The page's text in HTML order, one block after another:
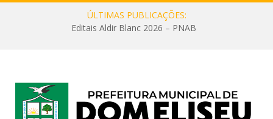
ÚLTIMAS PUBLICAÇÕES:
Editais Aldir Blanc 2026 – PNAB